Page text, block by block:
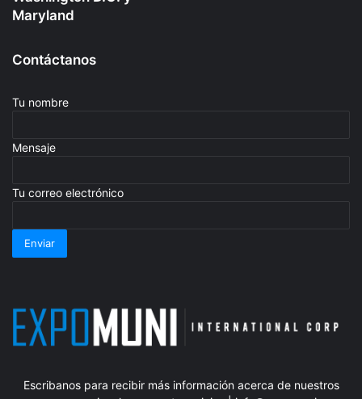
Maryland
Contáctanos
Tu nombre
Mensaje
Tu correo electrónico
Escribanos para recibir más información acerca de nuestros